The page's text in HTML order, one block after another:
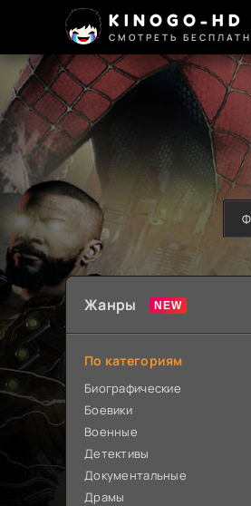
KINOGO-HD
СМОТРЕТЬ
Жанры
По категориям
Биографические
Боевики
Военные
Детективы
Документальные
Драмы